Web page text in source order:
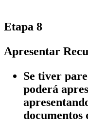
Etapa 8
Apresentar
Se tiver
poderá
documentos